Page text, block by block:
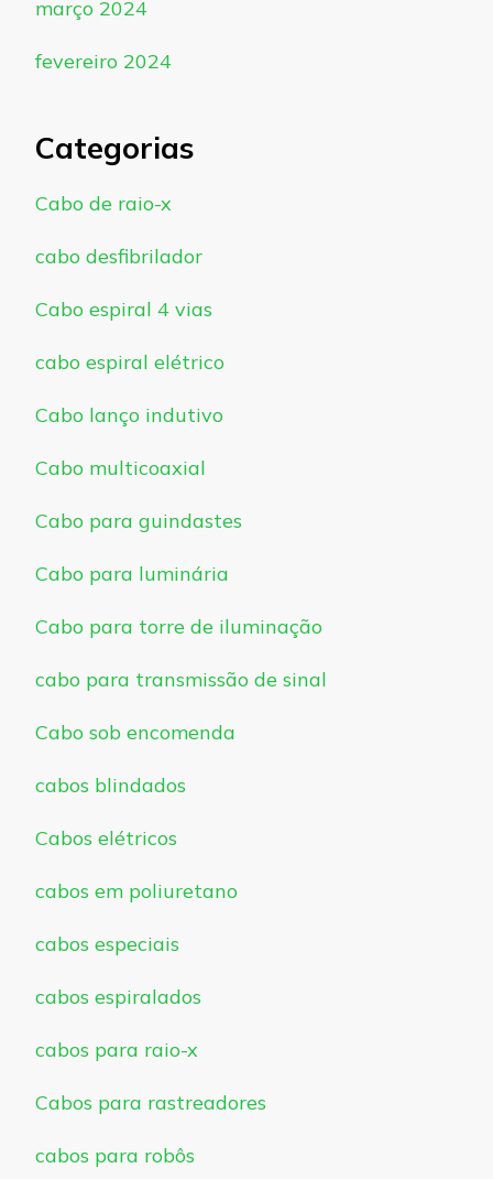
março 2024
fevereiro 2024
Categorias
Cabo de raio-x
cabo desfibrilador
Cabo espiral 4 vias
cabo espiral elétrico
Cabo lanço indutivo
Cabo multicoaxial
Cabo para guindastes
Cabo para luminária
Cabo para torre de iluminação
cabo para transmissão de sinal
Cabo sob encomenda
cabos blindados
Cabos elétricos
cabos em poliuretano
cabos especiais
cabos espiralados
cabos para raio-x
Cabos para rastreadores
cabos para robôs